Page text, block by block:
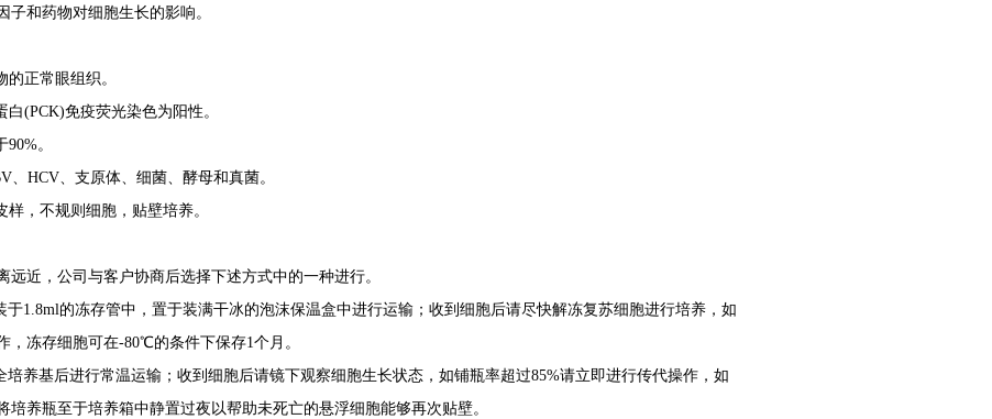
子和药物对细胞生长的影响。
正常眼组织。
(PCK)免疫荧光染色为阳性。
。
、HCV、支原体、细菌、酵母和真菌。
，不规则细胞，贴壁培养。
远近，公司与客户协商后选择下述方式中的一种进行。
于1.8ml的冻存管中，置于装满干冰的泡沫保温盒中进行运输；收到细胞后请尽快解冻复苏细胞进行培养，如
，冻存细胞可在-80℃的条件下保存1个月。
培养基后进行常温运输；收到细胞后请镜下观察细胞生长状态，如铺瓶率超过85%请立即进行传代操作，如
培养瓶至于培养箱中静置过夜以帮助未死亡的悬浮细胞能够再次贴壁。